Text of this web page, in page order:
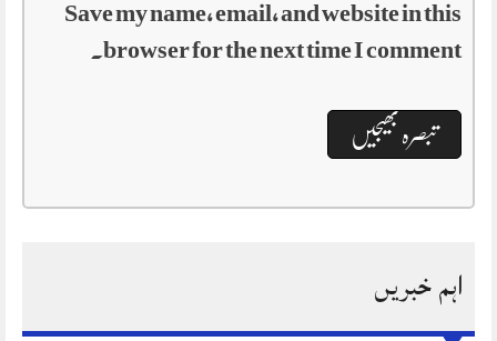
Save my name, email, and website in this
browser for the next time I comment.
اہم خبریں